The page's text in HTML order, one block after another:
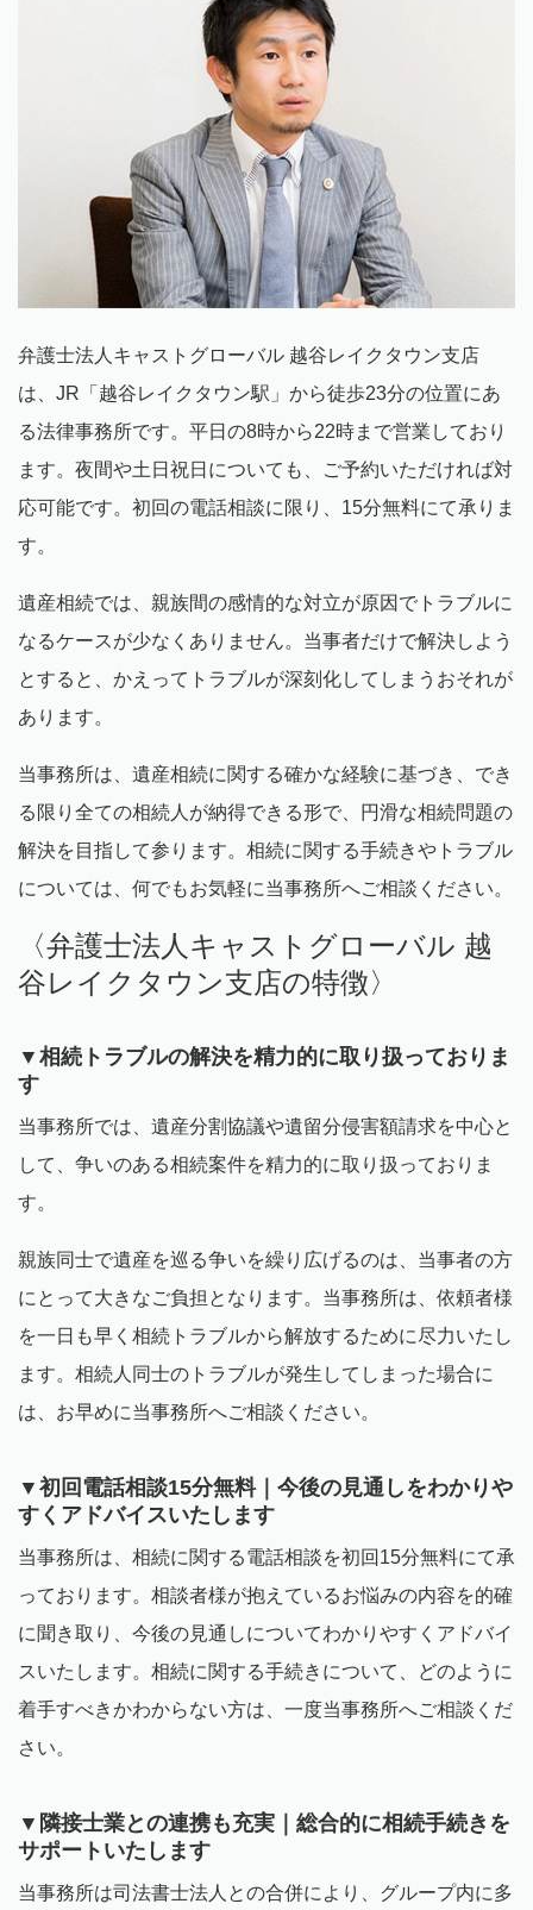
弁護士法人キャストグローバル 越谷レイクタウン支店
は、 JR 「越谷レイクタウン駅」から徒歩23分の位置にあ
る法律事務所です。平日の8時から22時まで営業しており
ます。夜間や土日祝日についても、ご予約いただければ対
応可能です。初回の電話相談に限り、 15分無料にて承りま
す。
遺産相続では、親族間の感情的な対立が原因でトラブルに
なるケースが少なくありません。当事者だけで解決しよう
とすると、かえってトラブルが深刻化してしまうおそれが
あります。
当事務所は、遺産相続に関する確かな経験に基づき、でき
る限り全ての相続人が納得できる形で、円滑な相続問題の
解決を目指して参ります。相続に関する手続きやトラブル
については、何でもお気軽に当事務所へご相談ください。
〈弁護士法人キャストグローバル 越
谷レイクタウン支店の特徴〉
▼相続トラブルの解決を精力的に取り扱っておりま
す
当事務所では、遺産分割協議や遺留分侵害額請求を中心と
して、争いのある相続案件を精力的に取り扱っておりま
す。
親族同士で遺産を巡る争いを繰り広げるのは、当事者の方
にとって大きなご負担となります。当事務所は、依頼者様
を一日も早く相続トラブルから解放するために尽力いたし
ます。相続人同士のトラブルが発生してしまった場合に
は、お早めに当事務所へご相談ください。
▼初回電話相談15分無料｜今後の見通しをわかりや
すくアドバイスいたします
当事務所は、相続に関する電話相談を初回 15分無料にて承
っております。相談者様が抱えているお悩みの内容を的確
に聞き取り、今後の見通しについてわかりやすくアドバイ
スいたします。相続に関する手続きについて、どのように
着手すべきかわからない方は、一度当事務所へご相談くだ
さい。
▼隣接士業との連携も充実｜総合的に相続手続きを
サポートいたします
当事務所は司法書士法人との合併により、グループ内に多